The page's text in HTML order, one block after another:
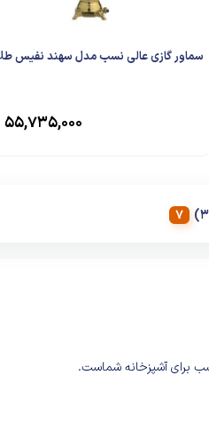
سماور گازی عالی نسب مدل سهند نفیس
۵۵,۷۳۵,۰۰۰